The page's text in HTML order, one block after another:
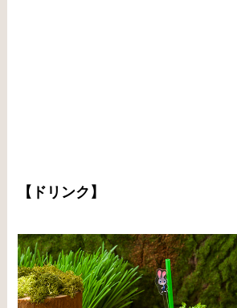
【ドリンク】